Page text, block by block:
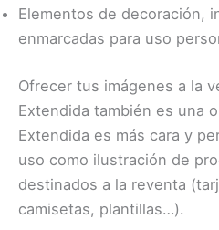
Elementos de decoración,
enmarcadas para uso
Ofrecer tus imágenes a la
Extendida también es una
Extendida es más cara y
uso como ilustración de
destinados a la reventa
camisetas, plantillas…).